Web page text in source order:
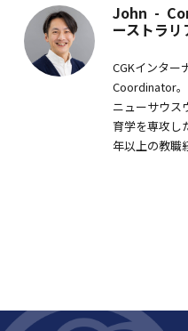
John -
ーストラリ
CGKインター
Coordinator。
ニューサウス
育学を専攻し
年以上の教職